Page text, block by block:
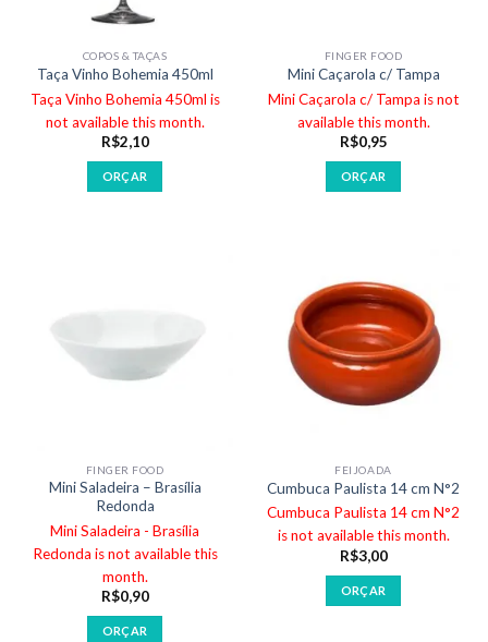
COPOS & TAÇAS
Taça Vinho Bohemia 450ml
Taça Vinho Bohemia 450ml is
not available this month.
R$2,10
ORÇAR
FINGER FOOD
Mini Caçarola c/ Tampa
Mini Caçarola c/ Tampa is not
available this month.
R$0,95
ORÇAR
FINGER FOOD
Mini Saladeira – Brasília
Redonda
Mini Saladeira - Brasília
Redonda is not available this
month.
R$0,90
ORÇAR
FEIJOADA
Cumbuca Paulista 14 cm N°2
Cumbuca Paulista 14 cm N°2
is not available this month.
R$3,00
ORÇAR